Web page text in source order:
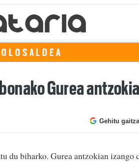
Gurea
Gehitu
du biharko. Gurea antzokian izango